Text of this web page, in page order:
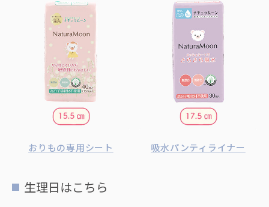
おりもの専用シート 吸水パンティライナー
生理日はこちら